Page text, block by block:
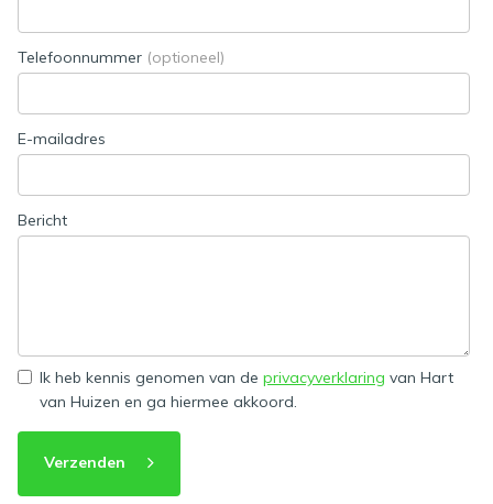
Telefoonnummer (optioneel)
E-mailadres
Bericht
Ik heb kennis genomen van de privacyverklaring van Hart
van Huizen en ga hiermee akkoord.
Verzenden